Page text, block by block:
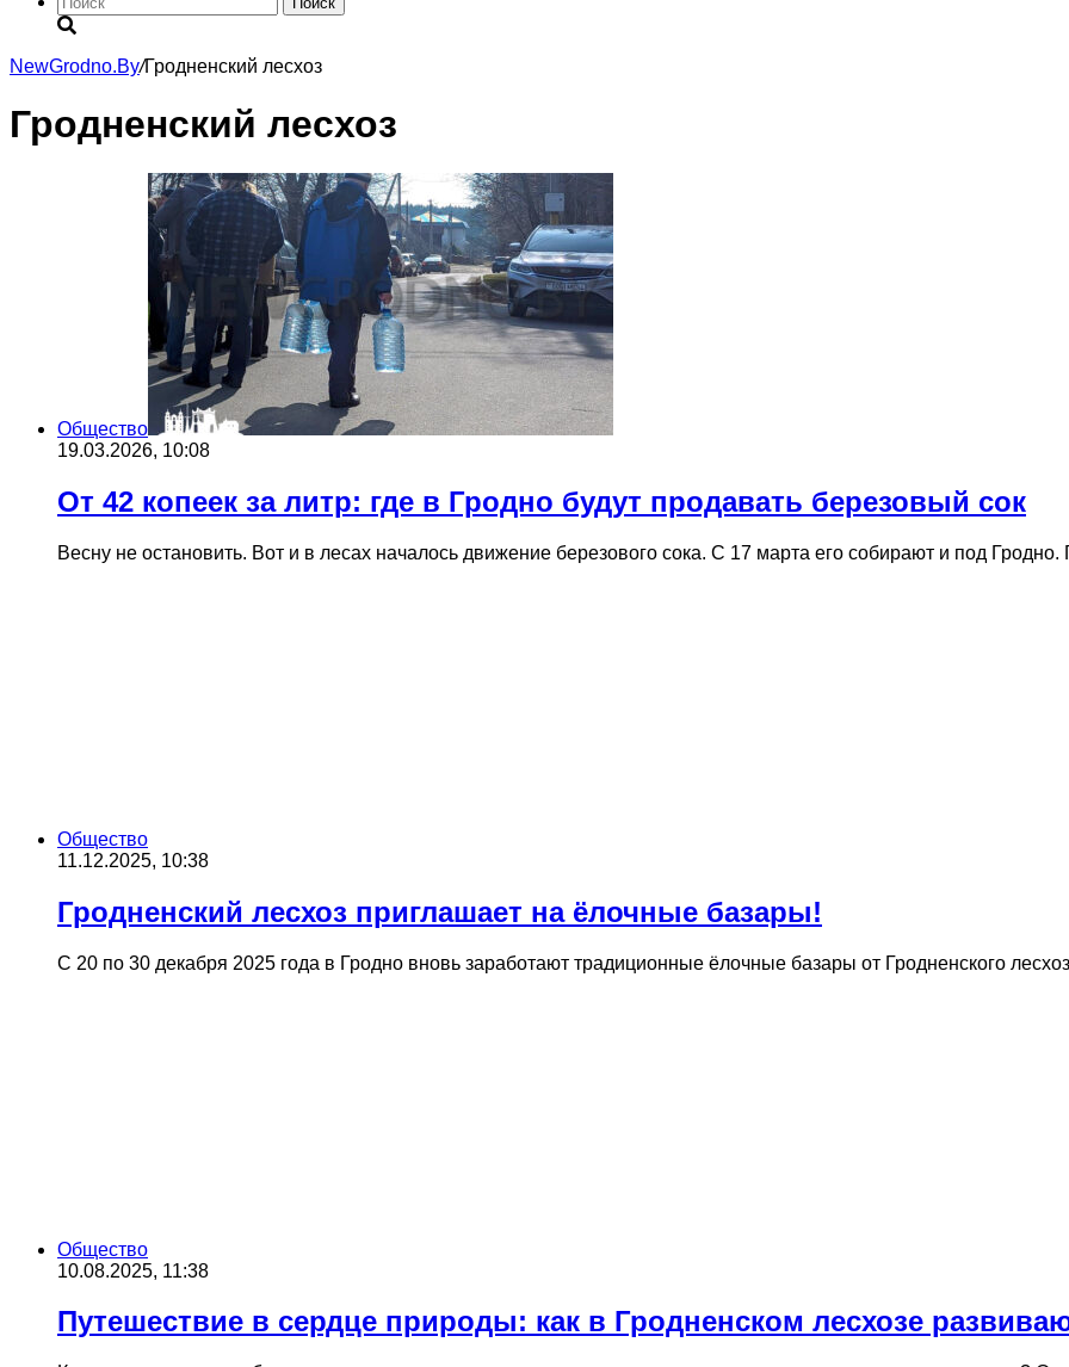
NewGrodno.By/Гродненский лесхоз
Гродненский лесхоз
Общество
19.03.2026, 10:08
От 42 копеек за литр: где в Гродно будут продавать березовый сок
Весну не остановить. Вот и в лесах началось движение березового сока. С 17 марта его собирают и под
Общество
11.12.2025, 10:38
Гродненский лесхоз приглашает на ёлочные базары!
С 20 по 30 декабря 2025 года в Гродно вновь заработают традиционные ёлочные базары от Гродненского
Общество
10.08.2025, 11:38
Путешествие в сердце природы: как в Гродненском лесхозе